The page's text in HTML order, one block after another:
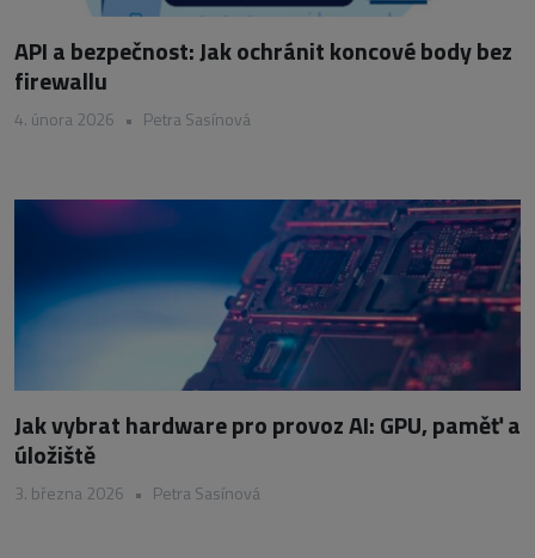
API a bezpečnost: Jak ochránit koncové body bez
firewallu
4. února 2026 • Petra Sasínová
Jak vybrat hardware pro provoz AI: GPU, paměť a
úložiště
3. března 2026 • Petra Sasínová